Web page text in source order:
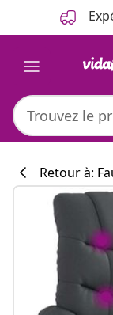
Retour à: